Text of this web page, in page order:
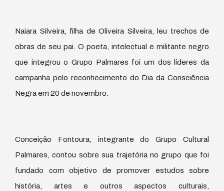
Naiara Silveira, filha de Oliveira Silveira, leu trechos de
obras de seu pai. O poeta, intelectual e militante negro
que integrou o Grupo Palmares foi um dos líderes da
campanha pelo reconhecimento do Dia da Consciência
Negra em 20 de novembro.
Conceição Fontoura, integrante do Grupo Cultural
Palmares, contou sobre sua trajetória no grupo que foi
fundado com objetivo de promover estudos sobre
história, artes e outros aspectos culturais,